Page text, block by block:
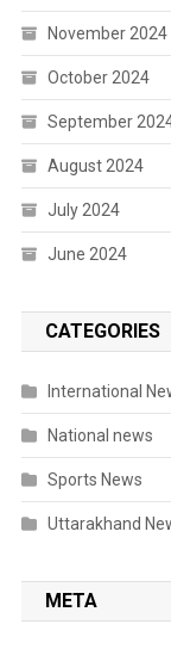
November 2024
October 2024
September
August 2024
July 2024
June 2024
CATEGORIES
International
National news
Sports News
Uttarakhand
META